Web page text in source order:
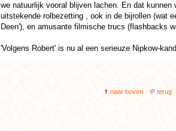
we natuurlijk vooral blijven lachen. En dat
uitstekende rolbezetting , ook in de bijrollen (wat
Deen'), en amusante filmische trucs (flashbacks
'Volgens Robert' is nu al een serieuze Nipkow-
naar boven terug